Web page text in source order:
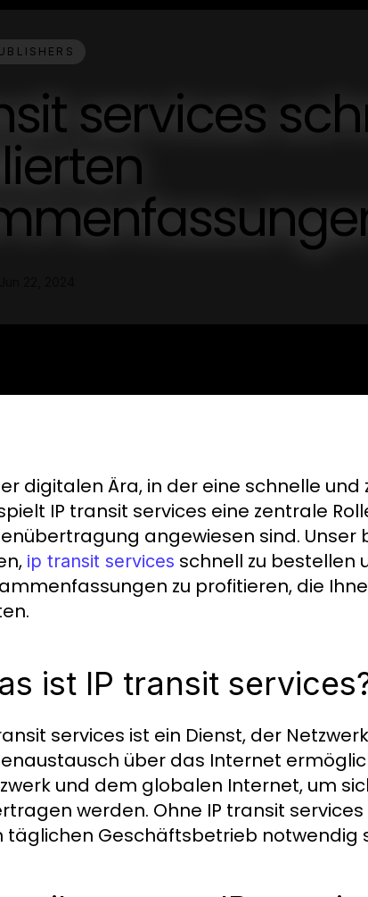
services
digitalen Ära, in der eine schnelle
IP transit services eine zentrale
angewiesen sind.
ip transit services schnell zu bestellen
zu profitieren, die
ist IP transit
services ist ein Dienst, der
über das Internet
und dem globalen Internet, um
werden. Ohne IP transit
täglichen Geschäftsbetrieb notwendig